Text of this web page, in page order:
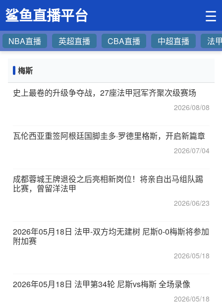
鲨鱼直播平台 ☰
NBA直播 英超直播 CBA直播 中超直播 法
梅斯
史上最卷的升级争夺战，27座法甲冠军齐聚次级赛场
2026/08/08
瓦伦西亚重签阿根廷国脚圭多·罗德里格斯，开启新篇章
2026/07/04
成都蓉城王牌退役之后亮相新岗位！将亲自出马组队踢
比赛，曾留洋法甲
2026/06/23
2026年05月18日 法甲-双方均无建树 尼斯0-0梅斯将参加
附加赛
2026/05/18
2026年05月18日 法甲第34轮 尼斯vs梅斯 全场录像
2026/05/18